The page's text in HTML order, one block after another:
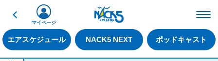
戻る
エアスケジュール NACK5 NEXT ポッドキャスト
マイページ